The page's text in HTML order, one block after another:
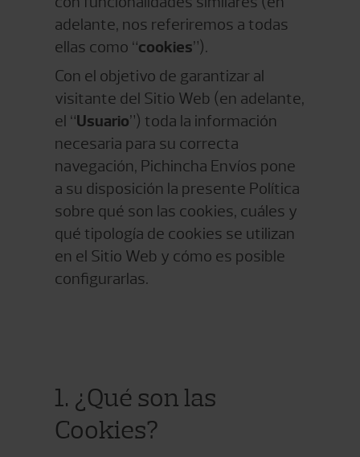
adelante, nos referiremos a todas
ellas como “cookies”).
Con el objetivo de garantizar al
visitante del Sitio Web (en adelante,
el “Usuario”) toda la información
necesaria para su correcta
navegación, Pichincha Envíos pone
a su disposición la presente Política
sobre qué son las cookies, cuáles y
qué tipología de cookies se utilizan
en el Sitio Web y cómo es posible
configurarlas.
1. ¿Qué son las
Cookies?